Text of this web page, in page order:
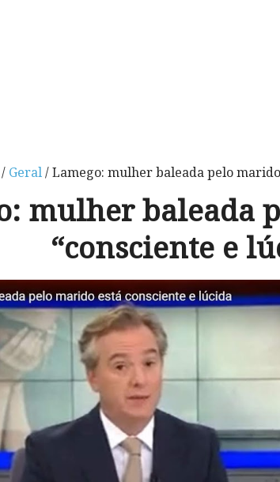
/ Geral/ Lamego: mulher baleada pelo
mulher baleada
“consciente e